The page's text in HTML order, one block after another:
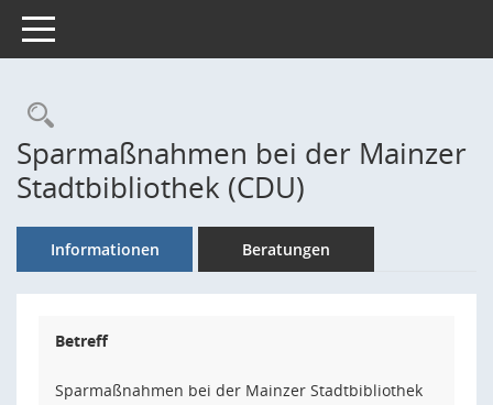
Toggle navigation
Rechercheauswahl
Sparmaßnahmen bei der Mainzer
Stadtbibliothek (CDU)
Informationen Beratungen
Betreff
Sparmaßnahmen bei der Mainzer Stadtbibliothek